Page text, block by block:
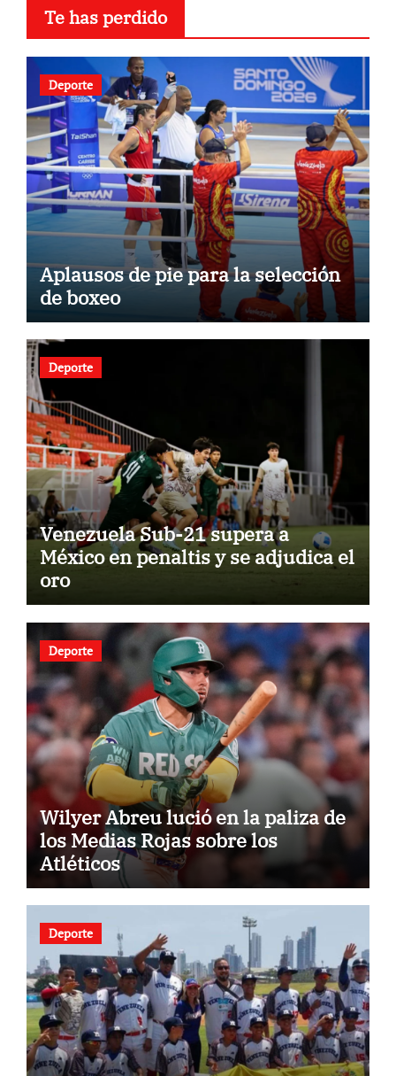
Te has perdido
Deporte
Aplausos de pie para la selección
de boxeo
Deporte
Venezuela Sub-21 supera a
México en penaltis y se adjudica el
oro
Deporte
Wilyer Abreu lució en la paliza de
los Medias Rojas sobre los
Atléticos
Deporte